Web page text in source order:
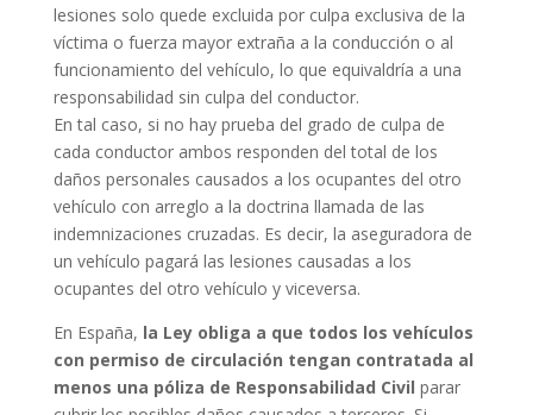
lesiones solo quede excluida por culpa exclusiva de la
víctima o fuerza mayor extraña a la conducción o al
funcionamiento del vehículo, lo que equivaldría a una
responsabilidad sin culpa del conductor.
En tal caso, si no hay prueba del grado de culpa de
cada conductor ambos responden del total de los
daños personales causados a los ocupantes del otro
vehículo con arreglo a la doctrina llamada de las
indemnizaciones cruzadas. Es decir, la aseguradora de
un vehículo pagará las lesiones causadas a los
ocupantes del otro vehículo y viceversa.
En España, la Ley obliga a que todos los vehículos
con permiso de circulación tengan contratada al
menos una póliza de Responsabilidad Civil parar